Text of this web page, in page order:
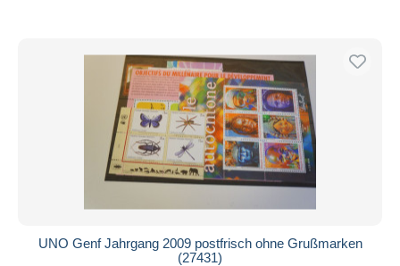
UNO Genf Jahrgang 2009 postfrisch ohne Grußmarken
(27431)